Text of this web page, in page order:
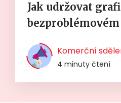
Jak udržovat
Komerční
4 minuty čtení